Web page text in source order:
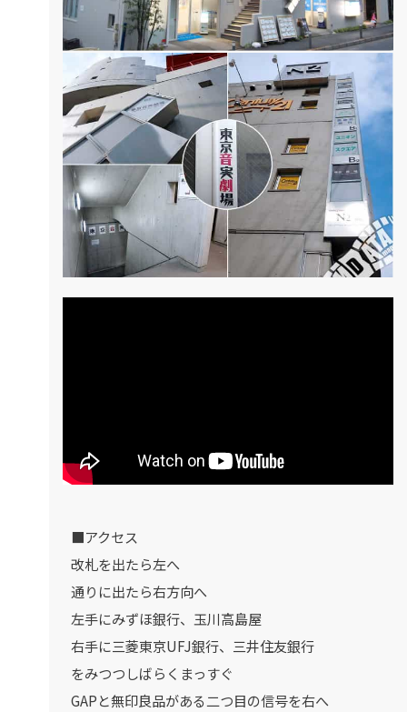
■アクセス
改札を出たら左へ
通りに出たら右方向へ
左手にみずほ銀行、玉川高島屋
右手に三菱東京UFJ銀行、三井住友銀行
をみつつしばらくまっすぐ
GAPと無印良品がある二つ目の信号を右へ